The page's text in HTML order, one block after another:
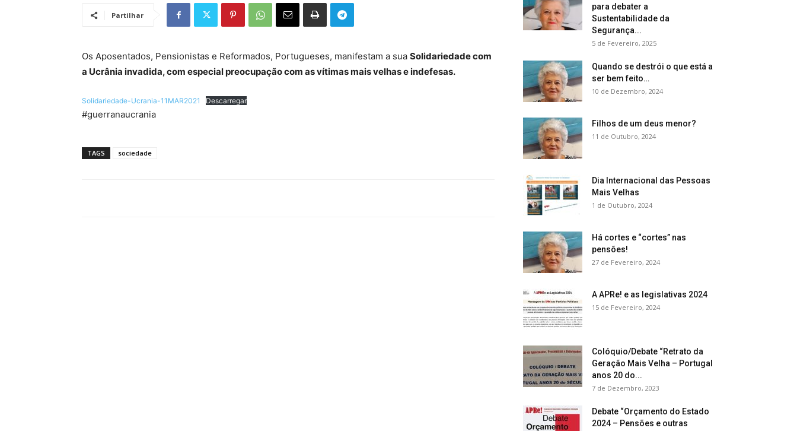
Partilhar
Os Aposentados, Pensionistas e Reformados, Portugueses, manifestam a sua Solidariedade com
a Ucrânia invadida, com especial preocupação com as vítimas mais velhas e indefesas.
Solidariedade-Ucrania-11MAR2021 Descarregar
#guerranaucrania
TAGS sociedade
para debater a
Sustentabilidade da
Segurança...
5 de Fevereiro, 2025
Quando se destrói o que está a
ser bem feito…
10 de Dezembro, 2024
Filhos de um deus menor?
11 de Outubro, 2024
Dia Internacional das Pessoas
Mais Velhas
1 de Outubro, 2024
Há cortes e “cortes” nas
pensões!
27 de Fevereiro, 2024
A APRe! e as legislativas 2024
15 de Fevereiro, 2024
Colóquio/Debate “Retrato da
Geração Mais Velha – Portugal
anos 20 do...
7 de Dezembro, 2023
Debate “Orçamento do Estado
2024 – Pensões e outras